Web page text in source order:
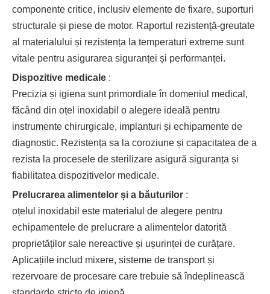
componente critice, inclusiv elemente de fixare, suporturi
structurale și piese de motor. Raportul rezistență-greutate
al materialului și rezistența la temperaturi extreme sunt
vitale pentru asigurarea siguranței și performanței.
Dispozitive medicale :
Precizia și igiena sunt primordiale în domeniul medical,
făcând din oțel inoxidabil o alegere ideală pentru
instrumente chirurgicale, implanturi și echipamente de
diagnostic. Rezistența sa la coroziune și capacitatea de a
rezista la procesele de sterilizare asigură siguranța și
fiabilitatea dispozitivelor medicale.
Prelucrarea alimentelor și a băuturilor :
oțelul inoxidabil este materialul de alegere pentru
echipamentele de prelucrare a alimentelor datorită
proprietăților sale nereactive și ușurinței de curățare.
Aplicațiile includ mixere, sisteme de transport și
rezervoare de procesare care trebuie să îndeplinească